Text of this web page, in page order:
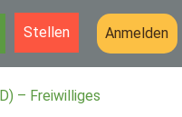
Stellen Anmelden